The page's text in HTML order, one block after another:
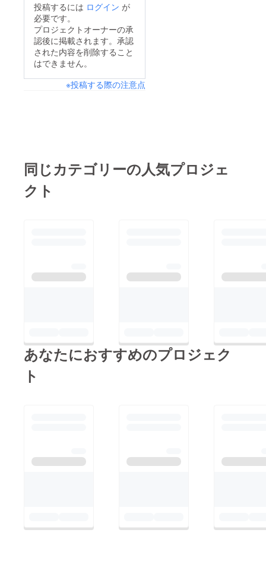
投稿するには ログイン が
必要です。
プロジェクトオーナーの承
認後に掲載されます。承認
された内容を削除すること
はできません。
※投稿する際の注意点
同じカテゴリーの人気プロジェ
クト
あなたにおすすめのプロジェク
ト